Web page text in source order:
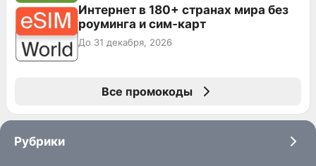
Интернет в 180+ странах мира без
роуминга и сим-карт
До 31 декабря, 2026
Все промокоды
Рубрики